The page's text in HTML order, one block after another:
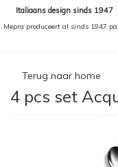
Italiaans design sinds 1947
Mepra produceert al sinds 1947
Terug naar home
4 pcs set